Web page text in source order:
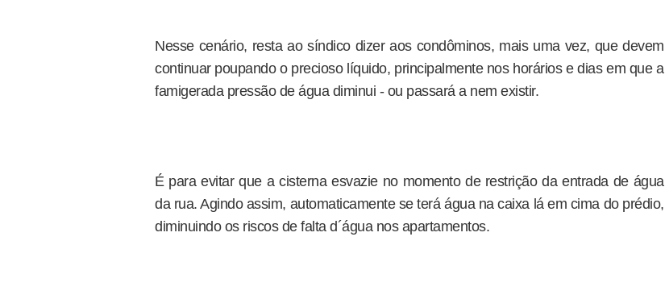
Nesse cenário, resta ao síndico dizer aos condôminos, mais uma vez, que devem
continuar poupando o precioso líquido, principalmente nos horários e dias em que a
famigerada pressão de água diminui - ou passará a nem existir.
É para evitar que a cisterna esvazie no momento de restrição da entrada de água
da rua. Agindo assim, automaticamente se terá água na caixa lá em cima do prédio,
diminuindo os riscos de falta d´água nos apartamentos.